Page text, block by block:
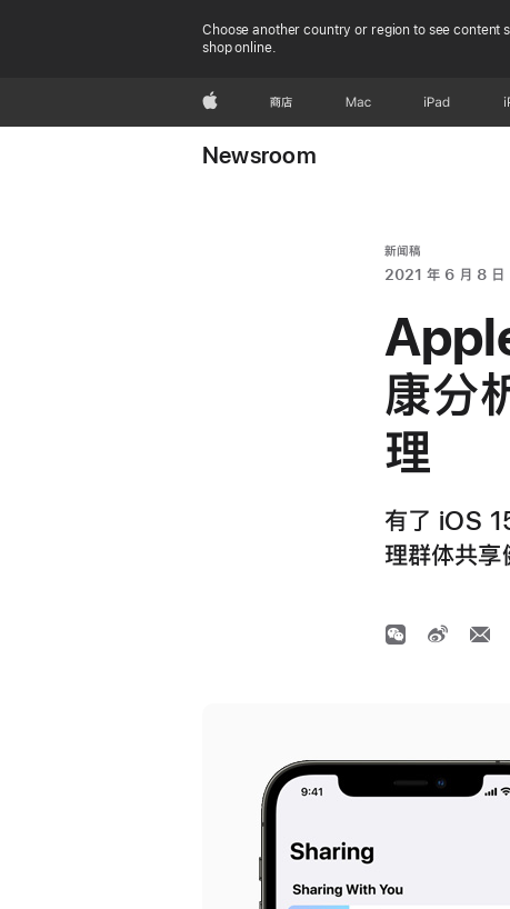
Choose another country or region to see content
shop online.
Apple 商店 Mac iPad
Newsroom
新闻稿
2021 年 6 月 8 日
康分
理
有了 iOS
理群体共享